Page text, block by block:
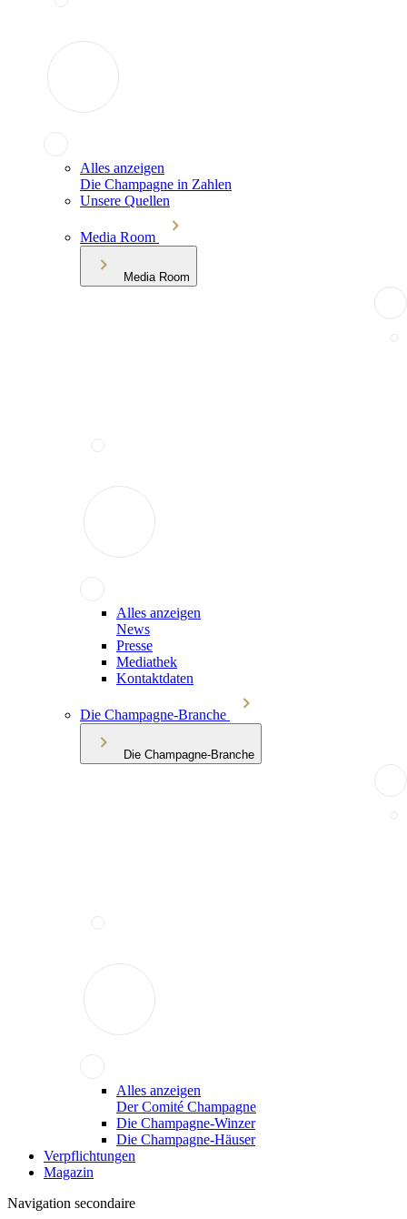
Alles anzeigen
Die Champagne in Zahlen
Unsere Quellen
Media Room
Media Room
Alles anzeigen
News
Presse
Mediathek
Kontaktdaten
Die Champagne-Branche
Die Champagne-Branche
Alles anzeigen
Der Comité Champagne
Die Champagne-Winzer
Die Champagne-Häuser
Verpflichtungen
Magazin
Navigation secondaire